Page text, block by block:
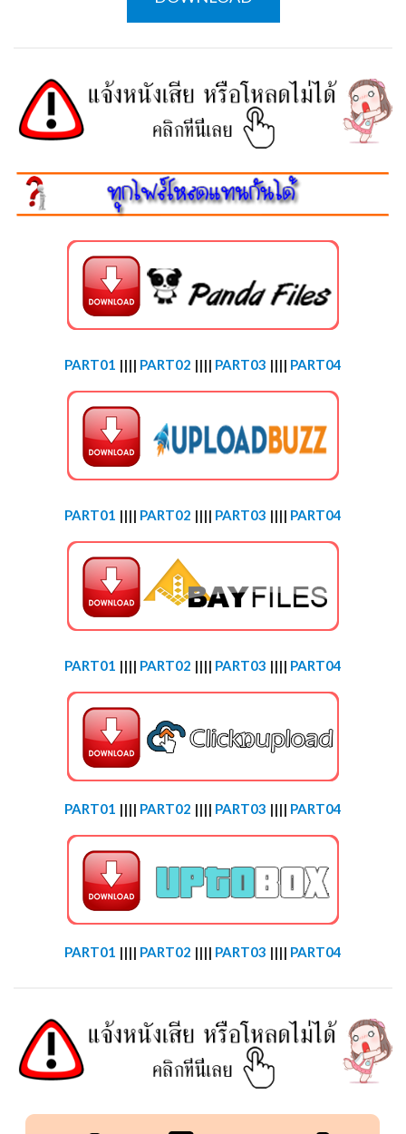
PART01 |||| PART02 |||| PART03 |||| PART04
PART01 |||| PART02 |||| PART03 |||| PART04
PART01 |||| PART02 |||| PART03 |||| PART04
PART01 |||| PART02 |||| PART03 |||| PART04
PART01 |||| PART02 |||| PART03 |||| PART04